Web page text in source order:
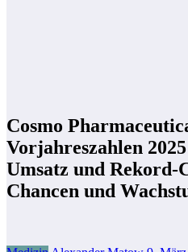
Cosmo
Vorjahreszahlen
Umsatz und Rekord-
Chancen und